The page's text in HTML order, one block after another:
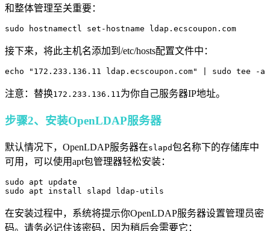
和整体管理至关重要：
sudo hostnamectl set-hostname ldap.ecscoupon.com
接下来，将此主机名添加到/etc/hosts配置文件中：
echo "172.233.136.11 ldap.ecscoupon.com" | sudo tee -
注意：替换172.233.136.11为你自己服务器IP地址。
步骤2、安装OpenLDAP服务器
默认情况下，OpenLDAP服务器在slapd包名称下的存储库中
可用，可以使用apt包管理器轻松安装：
sudo apt update
sudo apt install slapd ldap-utils
在安装过程中，系统将提示你OpenLDAP服务器设置管理员密
码。请务必记住该密码，因为稍后会需要它：